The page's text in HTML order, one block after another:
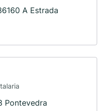
A Estrada
Pontevedra